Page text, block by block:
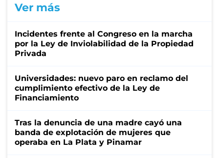
Ver más
Incidentes frente al Congreso en la marcha
por la Ley de Inviolabilidad de la Propiedad
Privada
Universidades: nuevo paro en reclamo del
cumplimiento efectivo de la Ley de
Financiamiento
Tras la denuncia de una madre cayó una
banda de explotación de mujeres que
operaba en La Plata y Pinamar